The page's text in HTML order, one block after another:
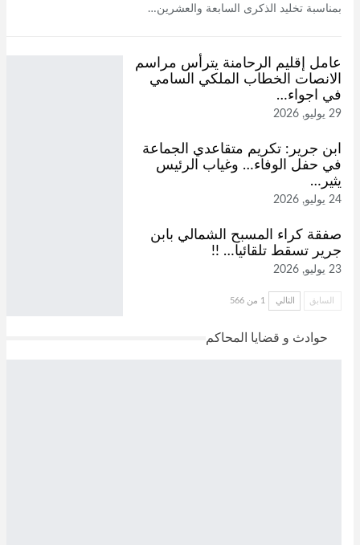
بمناسبة تخليد الذكرى السابعة والعشرين…
عامل إقليم الرحامنة يترأس مراسم
الانصات الخطاب الملكي السامي
في اجواء…
29 يوليو, 2026
ابن جرير: تكريم متقاعدي الجماعة
في حفل الوفاء… وغياب الرئيس
يثير…
24 يوليو, 2026
صفقة كراء المسبح الشمالي بابن
جرير تسقط تلقائيا… !!
23 يوليو, 2026
السابق التالي 1 من 566
حوادث و قضايا المحاكم